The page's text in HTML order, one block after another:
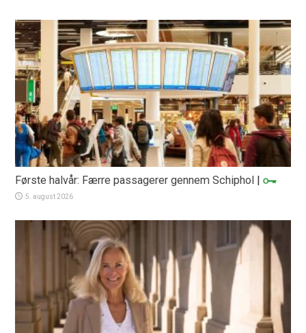
Første halvår: Færre passagerer gennem Schiphol |
5. august 2026